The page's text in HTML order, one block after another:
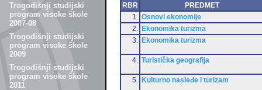
Trogodišnji studijski
program visoke škole
2007-08
Trogodišnji studijski
program visoke škole
2009
Trogodišnji studijski
program visoke škole
2011
RBR
PREDMET
1.
Osnovi ekonomije
2.
Ekonomika turizma
3.
Ekonomika turizma
4. Turistička geografija
5. Kulturno nasleđe i turizam